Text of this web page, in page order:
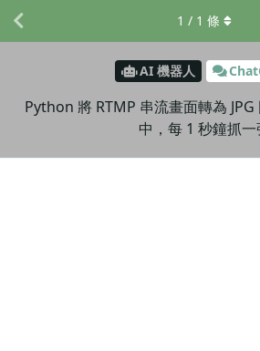
AI 機器人
Python 將 RTMP 串流畫面轉為
中，每 1 秒鐘抓一
1 / 1 條